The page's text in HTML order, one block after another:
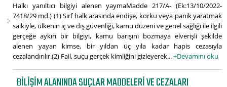
Halkı yanıltıcı bilgiyi alenen yaymaMadde 217/A- (Ek:13/10/2022-
7418/29 md.) (1) Sırf halk arasında endişe, korku veya panik yaratmak
saikiyle, ülkenin iç ve dış güvenliği, kamu düzeni ve genel sağlığı ile ilgili
gerçeğe aykırı bir bilgiyi, kamu barışını bozmaya elverişli şekilde
alenen yayan kimse, bir yıldan üç yıla kadar hapis cezasıyla
cezalandırılır.(2) Fail, suçu gerçek kimliğini gizleyerek...+Devamını oku
BILIŞIM ALANINDA SUÇLAR MADDELERI VE CEZALARI